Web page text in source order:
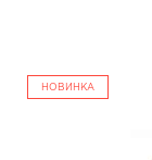
НОВИНКА